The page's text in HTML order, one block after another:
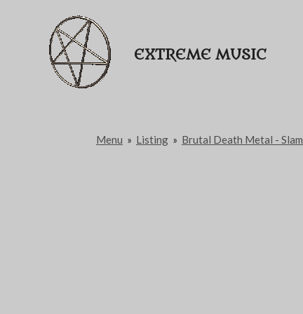
EXTREME MUSIC
Menu » Listing » Brutal Death Metal - Slam